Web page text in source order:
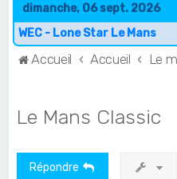
dimanche, 06 sept. 2026
WEC - Lone Star Le Mans
Accueil Accueil
Le Mans Classic
Répondre